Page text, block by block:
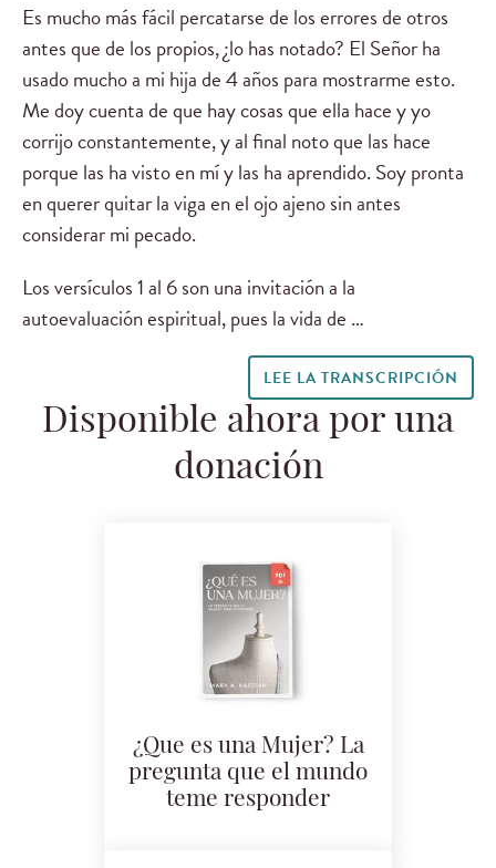
Es mucho más fácil percatarse de los errores de otros
antes que de los propios, ¿lo has notado? El Señor ha
usado mucho a mi hija de 4 años para mostrarme esto.
Me doy cuenta de que hay cosas que ella hace y yo
corrijo constantemente, y al final noto que las hace
porque las ha visto en mí y las ha aprendido. Soy pronta
en querer quitar la viga en el ojo ajeno sin antes
considerar mi pecado.
Los versículos 1 al 6 son una invitación a la
autoevaluación espiritual, pues la vida de …
LEE LA TRANSCRIPCIÓN
Disponible ahora por una
donación
¿Que es una Mujer? La
pregunta que el mundo
teme responder